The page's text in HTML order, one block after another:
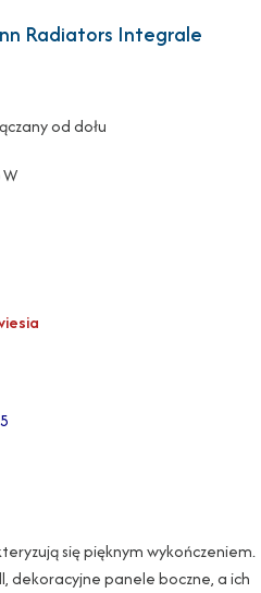
Radiators Integrale
od dołu
się pięknym wykończeniem.
dekoracyjne panele boczne, a ich